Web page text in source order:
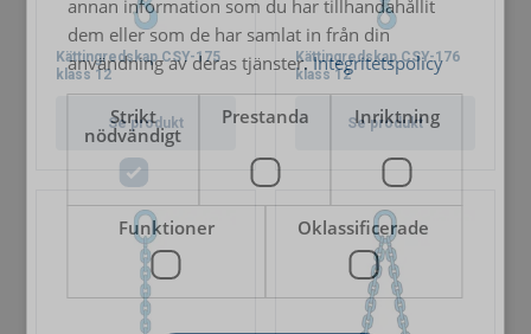
Kättingredskap CSY-175
klass 12
Se produkt
Kättingredskap CSY-176
klass 12
Se produkt
annan information som du har tillhandahållit
dem eller som de har samlat in från din
användning av deras tjänster. Integritetspolicy
Strikt
nödvändigt
Prestanda Inriktning
Funktioner Oklassificerade